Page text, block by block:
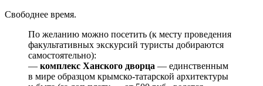
Свободнее время.
По желанию можно посетить (к месту проведения
факультативных экскурсий туристы добираются
самостоятельно):
— комплекс Ханского дворца — единственным
в мире образцом крымско-татарской архитектуры